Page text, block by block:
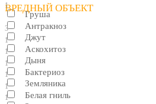
1
Груша
3
Джут
1
Дыня
1
Земляника
1
ВРЕДНЫЙ ОБЪЕКТ
Антракноз
1
Аскохитоз
1
Бактериоз
1
Белая гниль